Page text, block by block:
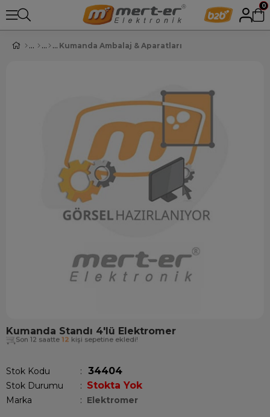
0
Kumanda Ambalaj & Aparatları
Kumanda Standı 4'lü Elektromer
Son 12 saatte 12 kişi sepetine ekledi!
Stok Kodu 34404
Stok Durumu : Stokta Yok
Marka : Elektromer